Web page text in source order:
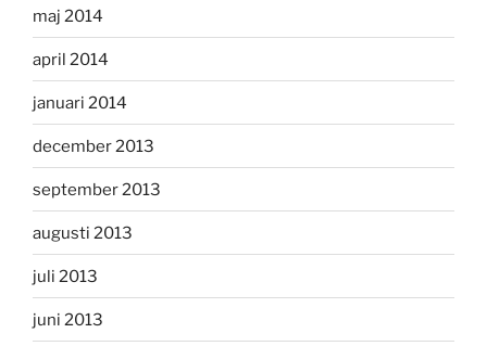
maj 2014
april 2014
januari 2014
december 2013
september 2013
augusti 2013
juli 2013
juni 2013